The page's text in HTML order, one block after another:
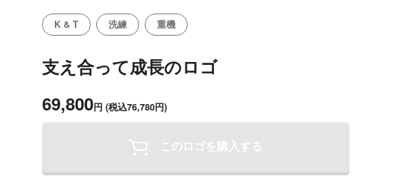
K & T 洗練 重機
支え合って成長のロゴ
69,800円 (税込76,780円)
このロゴを購入する